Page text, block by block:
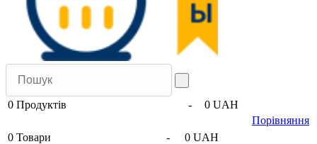
0 Продуктів -
0 UAH
Порівняння
0 Товари -
0 UAH